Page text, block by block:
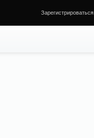
Зарегистрироваться